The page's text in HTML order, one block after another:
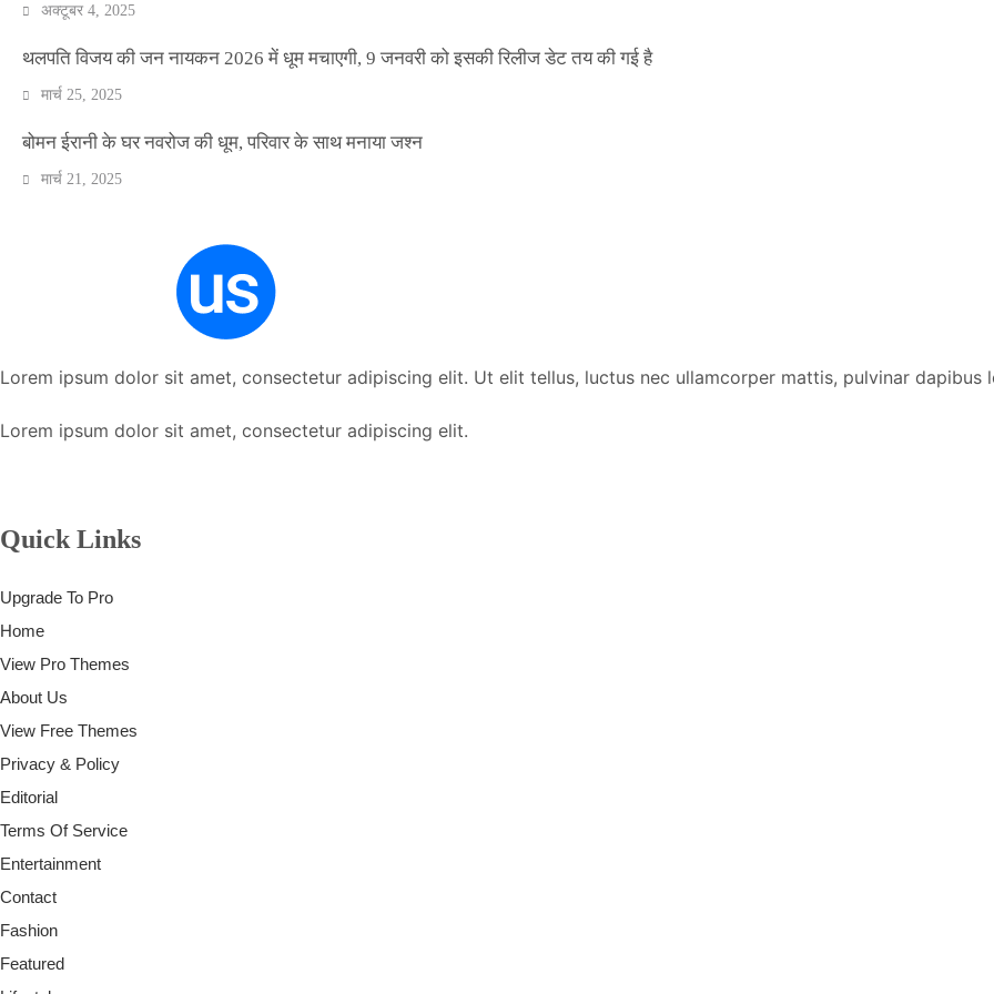
अक्टूबर 4, 2025
थलपति विजय की जन नायकन 2026 में धूम मचाएगी, 9 जनवरी को इसकी रिलीज डेट तय की गई है
मार्च 25, 2025
बोमन ईरानी के घर नवरोज की धूम, परिवार के साथ मनाया जश्न
मार्च 21, 2025
Lorem ipsum dolor sit amet, consectetur adipiscing elit. Ut elit tellus, luctus nec ullamcorper mattis, pulvinar dapibus
Lorem ipsum dolor sit amet, consectetur adipiscing elit.
Quick Links
Upgrade To Pro
Home
View Pro Themes
About Us
View Free Themes
Privacy & Policy
Editorial
Terms Of Service
Entertainment
Contact
Fashion
Featured